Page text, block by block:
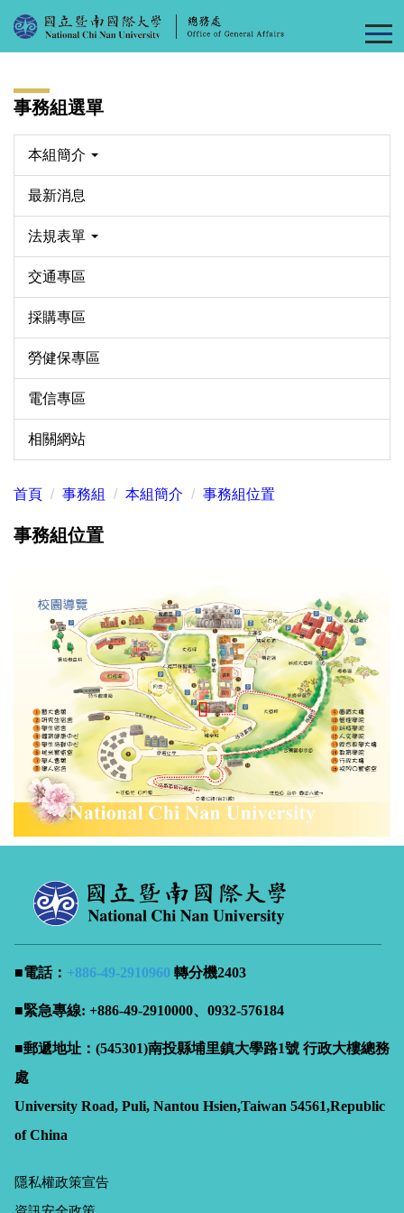
跳
到
主
內
事務組選單
本組簡介
最新消息
法規表單
交通專區
採購專區
勞健保專區
電信專區
相關網站
首頁 事務組 本組簡介 事務組位置
事務組位置
■電話： +886-49-2910960 轉分機2403
■緊急專線: +886-49-2910000、0932-576184
■郵遞地址：(545301)南投縣埔里鎮大學路1號 行政大樓總務
處
University Road, Puli, Nantou Hsien,Taiwan 54561,Republic
of China
隱私權政策宣告